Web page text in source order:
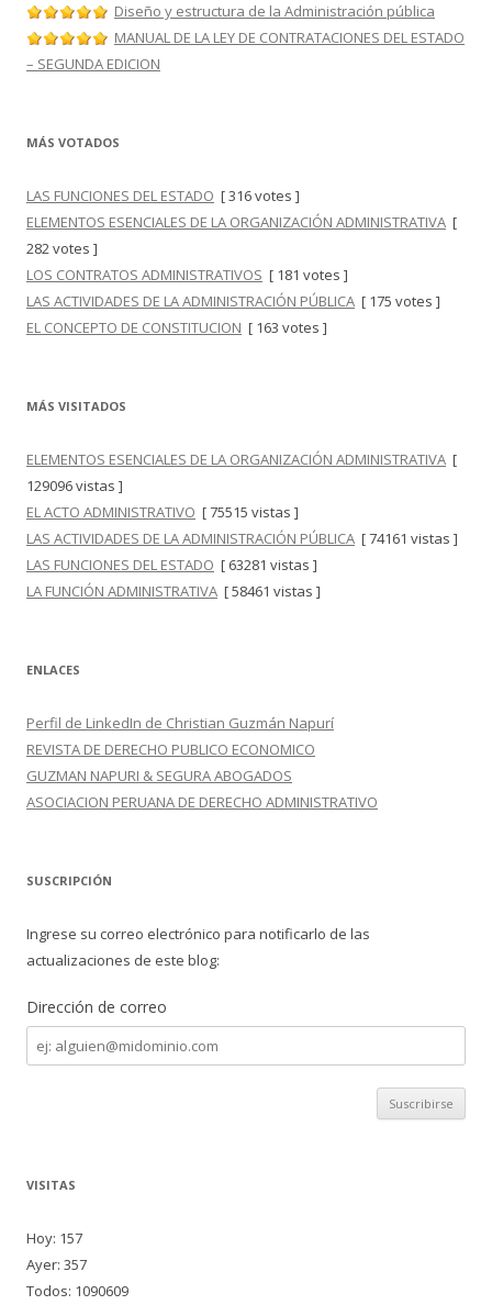
Diseño y estructura de la Administración pública
MANUAL DE LA LEY DE CONTRATACIONES DEL ESTADO
– SEGUNDA EDICION
MÁS VOTADOS
LAS FUNCIONES DEL ESTADO [ 316 votes ]
ELEMENTOS ESENCIALES DE LA ORGANIZACIÓN ADMINISTRATIVA [
282 votes ]
LOS CONTRATOS ADMINISTRATIVOS [ 181 votes ]
LAS ACTIVIDADES DE LA ADMINISTRACIÓN PÚBLICA [ 175 votes ]
EL CONCEPTO DE CONSTITUCION [ 163 votes ]
MÁS VISITADOS
ELEMENTOS ESENCIALES DE LA ORGANIZACIÓN ADMINISTRATIVA [
129096 vistas ]
EL ACTO ADMINISTRATIVO [ 75515 vistas ]
LAS ACTIVIDADES DE LA ADMINISTRACIÓN PÚBLICA [ 74161 vistas ]
LAS FUNCIONES DEL ESTADO [ 63281 vistas ]
LA FUNCIÓN ADMINISTRATIVA [ 58461 vistas ]
ENLACES
Perfil de LinkedIn de Christian Guzmán Napurí
REVISTA DE DERECHO PUBLICO ECONOMICO
GUZMAN NAPURI & SEGURA ABOGADOS
ASOCIACION PERUANA DE DERECHO ADMINISTRATIVO
SUSCRIPCIÓN
Ingrese su correo electrónico para notificarlo de las
actualizaciones de este blog:
Dirección de correo
Dirección
de
correo
VISITAS
Hoy: 157
Ayer: 357
Todos: 1090609